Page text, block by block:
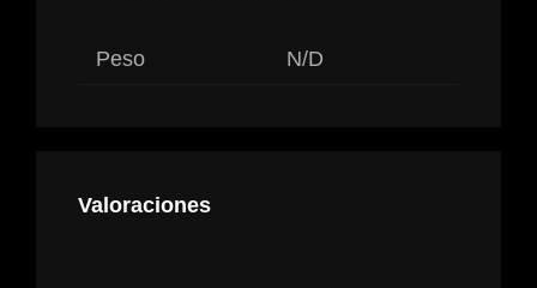
Peso N/D
Valoraciones